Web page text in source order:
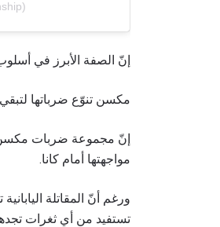
إنّ الصفة الأبرز في
مكسن تنوّع ضرباتها
إنّ مجموعة ضربات مكسن
مواجهتها أمام كانا.
ورغم أنّ المقاتلة
تستفيد من أي ثغرات